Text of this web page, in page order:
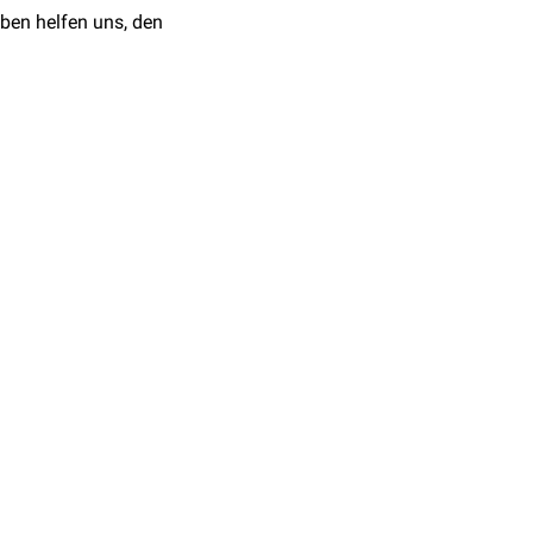
helfen uns, den